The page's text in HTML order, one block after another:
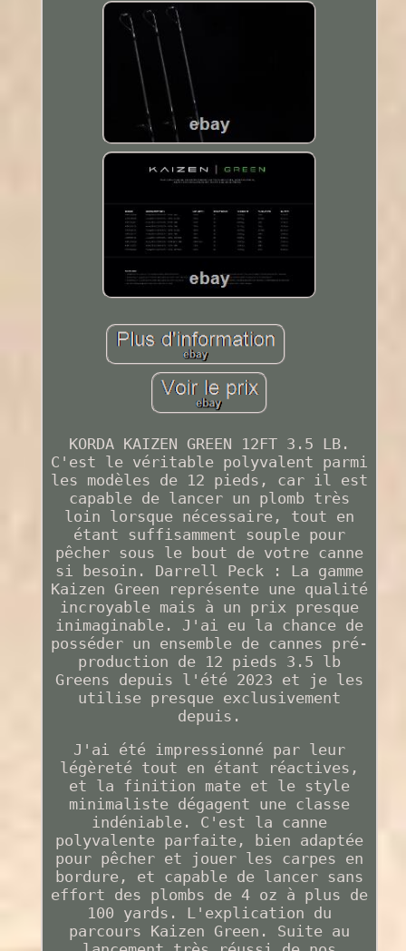
KORDA KAIZEN GREEN 12FT 3.5 LB.
C'est le véritable polyvalent parmi
les modèles de 12 pieds, car il est
capable de lancer un plomb très
loin lorsque nécessaire, tout en
étant suffisamment souple pour
pêcher sous le bout de votre canne
si besoin. Darrell Peck : La gamme
Kaizen Green représente une qualité
incroyable mais à un prix presque
inimaginable. J'ai eu la chance de
posséder un ensemble de cannes pré-
production de 12 pieds 3.5 lb
Greens depuis l'été 2023 et je les
utilise presque exclusivement
depuis.
J'ai été impressionné par leur
légèreté tout en étant réactives,
et la finition mate et le style
minimaliste dégagent une classe
indéniable. C'est la canne
polyvalente parfaite, bien adaptée
pour pêcher et jouer les carpes en
bordure, et capable de lancer sans
effort des plombs de 4 oz à plus de
100 yards. L'explication du
parcours Kaizen Green. Suite au